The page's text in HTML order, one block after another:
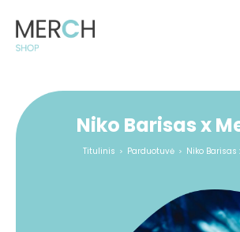
Niko Barisas x
Titulinis > Parduotuvė > Niko Barisas